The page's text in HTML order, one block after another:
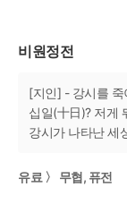
비원정전
[지인] - 강시를
십일(十日)? 저게
강시가 나타난 세
유료 〉 무협, 퓨전